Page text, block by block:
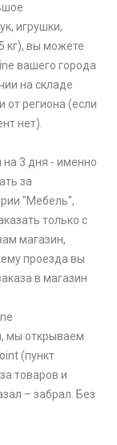
игрушки,
кг), вы можете
вашего города
на складе
от региона (если
нет).
на 3 дня - именно
за
"Мебель",
только с
магазин,
проезда вы
в магазин
мы открываем
(пункт
товаров и
– забрал. Без